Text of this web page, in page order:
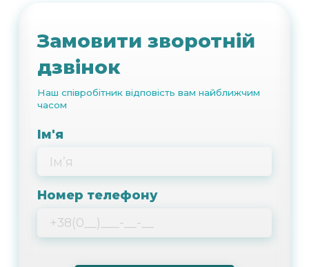
Замовити зворотній
дзвінок
Наш співробітник відповість вам найближчим
часом
Ім'я
Номер телефону